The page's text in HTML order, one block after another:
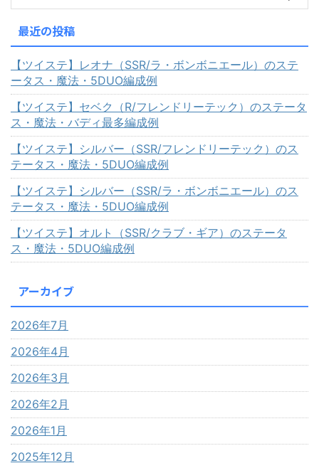
最近の投稿
【ツイステ】レオナ（SSR/ラ・ボンボニエール）のステ
ータス・魔法・5DUO編成例
【ツイステ】セベク（R/フレンドリーテック）のステータ
ス・魔法・バディ最多編成例
【ツイステ】シルバー（SSR/フレンドリーテック）のス
テータス・魔法・5DUO編成例
【ツイステ】シルバー（SSR/ラ・ボンボニエール）のス
テータス・魔法・5DUO編成例
【ツイステ】オルト（SSR/クラブ・ギア）のステータ
ス・魔法・5DUO編成例
アーカイブ
2026年7月
2026年4月
2026年3月
2026年2月
2026年1月
2025年12月